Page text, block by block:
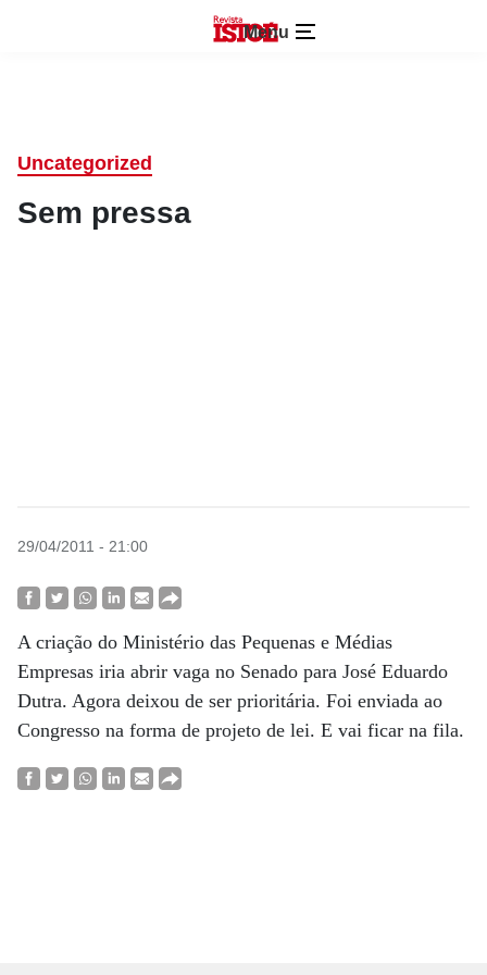
Menu
Uncategorized
Sem pressa
29/04/2011 - 21:00
A criação do Ministério das Pequenas e Médias
Empresas iria abrir vaga no Senado para José Eduardo
Dutra. Agora deixou de ser prioritária. Foi enviada ao
Congresso na forma de projeto de lei. E vai ficar na fila.